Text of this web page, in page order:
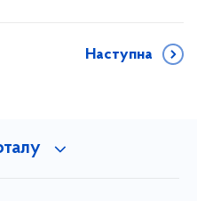
Наступна